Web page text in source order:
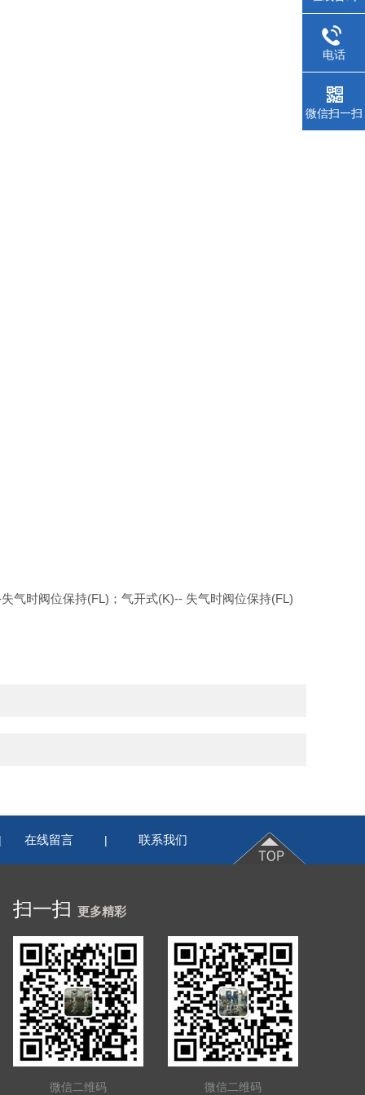
时阀位保持(FL)；气开式(K)-- 失气时阀位保持(FL)
在线留言 | 联系我们
扫一扫 更多精彩
微信二维码 微信二维码
电话
微信扫一扫